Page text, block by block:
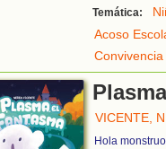
Temática:
Acoso
Convivencia
VICENTE,
Hola monstruo